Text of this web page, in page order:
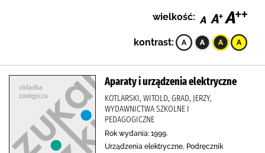
wielkość:
kontrast:
Aparaty i urządzenia elektryczne
KOTLARSKI, WITOLD, GRAD, JERZY,
WYDAWNICTWA SZKOLNE I
PEDAGOGICZNE
Rok wydania: 1999.
Urządzenia elektryczne, Podręcznik